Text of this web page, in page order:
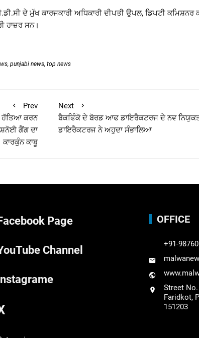
ਦੇ ਮੁੱਖ ਕਾਰਜਕਾਰੀ ਅਧਿਕਾਰੀ ਦੀਪਤੀ ਉਪਲ, ਡਿਪਟੀ ਕਮਿਸ਼ਨਰ
ਹਾਜ਼ਰ ਸਨ।
, punjabi news, top news
Prev
ਹੱਤਿਆ ਕਰਨ
ਗੈਂਗ ਦਾ
ਕਾਰਕੁੰਨ ਕਾਬੂ
Next
ਬੈਕਫਿੰਕੋ ਦੇ ਬੋਰਡ ਆਫ ਡਾਇਰੈਕਟਰਜ ਦੇ ਨਵ
ਡਾਇਰੈਕਟਰਜ ਨੇ ਅਹੁਦਾ ਸੰਭਾਲਿਆ
Page
Channel
OFFICE
+91-
Street
Faridkot,
151203